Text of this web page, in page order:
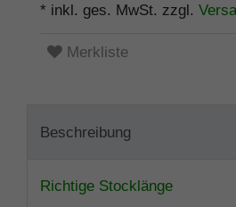
* inkl. ges. MwSt. zzgl.
Merkliste
Beschreibung
Richtige Stocklänge